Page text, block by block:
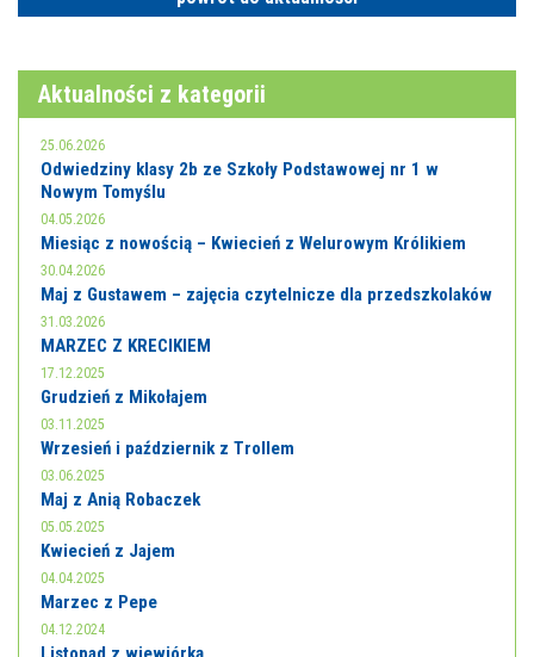
Aktualności z kategorii
25.06.2026
Odwiedziny klasy 2b ze Szkoły Podstawowej nr 1 w
Nowym Tomyślu
04.05.2026
Miesiąc z nowością – Kwiecień z Welurowym Królikiem
30.04.2026
Maj z Gustawem – zajęcia czytelnicze dla przedszkolaków
31.03.2026
MARZEC Z KRECIKIEM
17.12.2025
Grudzień z Mikołajem
03.11.2025
Wrzesień i październik z Trollem
03.06.2025
Maj z Anią Robaczek
05.05.2025
Kwiecień z Jajem
04.04.2025
Marzec z Pepe
04.12.2024